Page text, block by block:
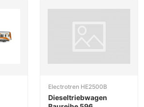
Electrotren HE2500B
Dieseltriebwagen